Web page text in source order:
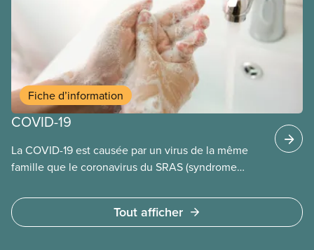
Fiche d’information
COVID-19
La COVID-19 est causée par un virus de la même
famille que le coronavirus du SRAS (syndrome
Tout afficher